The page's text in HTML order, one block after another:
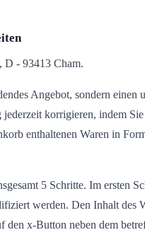
D - 93413 Cham.
Angebot, sondern
korrigieren, indem
enthaltenen Waren in
5 Schritte. Im ersten
werden. Den Inhalt
den x-Button neben dem